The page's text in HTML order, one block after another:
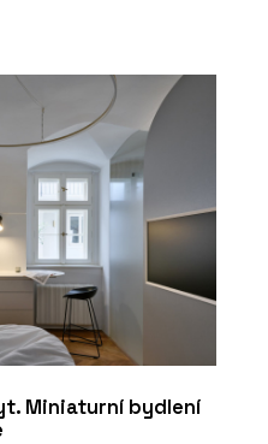
Miniaturní bydlení